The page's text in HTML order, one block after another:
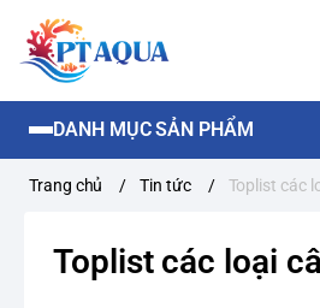
DANH MỤC SẢN PHẨM
Trang chủ / Tin tức / Toplist các
Toplist các loại